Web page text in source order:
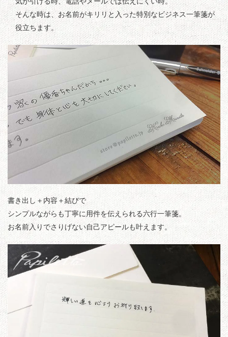
そんな時は、お名前がキリリと入った特別なビジネス一筆箋が
役立ちます。
書き出し＋内容＋結びで
シンプルながらも丁寧に用件を伝えられる六行一筆箋。
お名前入りでさりげない自己アピールも叶えます。